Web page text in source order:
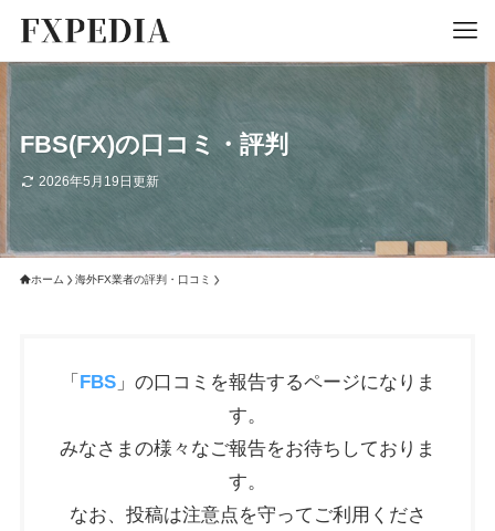
FBS(FX)の口コミ・評判
2026年5月19日更新
ホーム 海外FX業者の評判・口コミ
「 FBS」の口コミを報告するページになりま
す。
みなさまの様々なご報告をお待ちしておりま
す。
なお、投稿は注意点を守ってご利用くださ